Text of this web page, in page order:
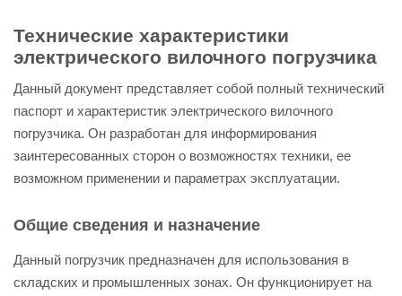
Технические характеристики
электрического вилочного погрузчика
Данный документ представляет собой полный технический
паспорт и характеристик электрического вилочного
погрузчика. Он разработан для информирования
заинтересованных сторон о возможностях техники, ее
возможном применении и параметрах эксплуатации.
Общие сведения и назначение
Данный погрузчик предназначен для использования в
складских и промышленных зонах. Он функционирует на